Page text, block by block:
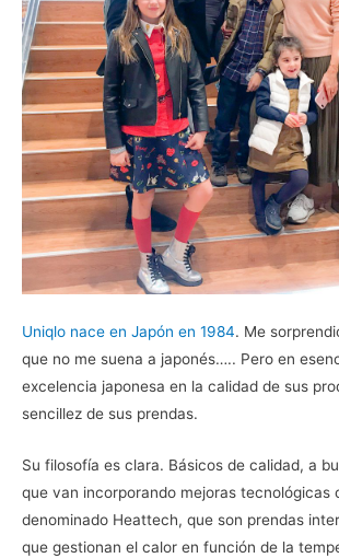
Uniqlo nace en Japón en 1984. Me
que no me suena a japonés….. Pero en
excelencia japonesa en la calidad de sus
sencillez de sus prendas.
Su filosofía es clara. Básicos de calidad, a
que van incorporando mejoras tecnológicas
denominado Heattech, que son prendas
que gestionan el calor en función de la